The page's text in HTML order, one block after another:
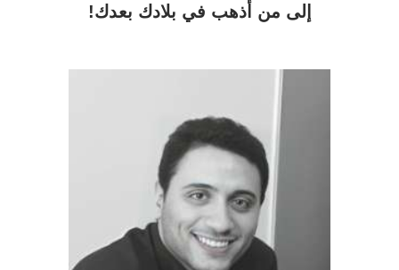
إلى من أذهب في بلادك بعدك!